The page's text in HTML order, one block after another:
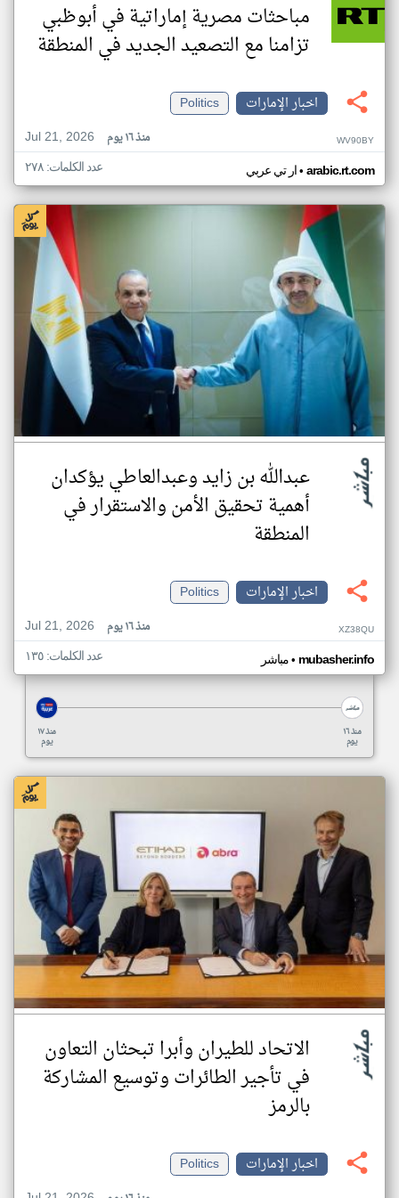
مباحثات مصرية إماراتية في أبوظبي
تزامنا مع التصعيد الجديد في المنطقة
اخبار الإمارات
Politics
Jul 21, 2026
منذ ١٦ يوم WV90BY
ار تي عربي• arabic.rt.com عدد الكلمات: ٢٧٨
عبدالله بن زايد وعبدالعاطي يؤكدان
أهمية تحقيق الأمن والاستقرار في
المنطقة
اخبار الإمارات
Politics
Jul 21, 2026
منذ ١٦ يوم XZ38QU
مباشر• mubasher.info عدد الكلمات: ١٣٥
منذ ١٧
يوم
منذ ١٦
يوم
الاتحاد للطيران وأبرا تبحثان التعاون
في تأجير الطائرات وتوسيع المشاركة
بالرمز
اخبار الإمارات
Politics